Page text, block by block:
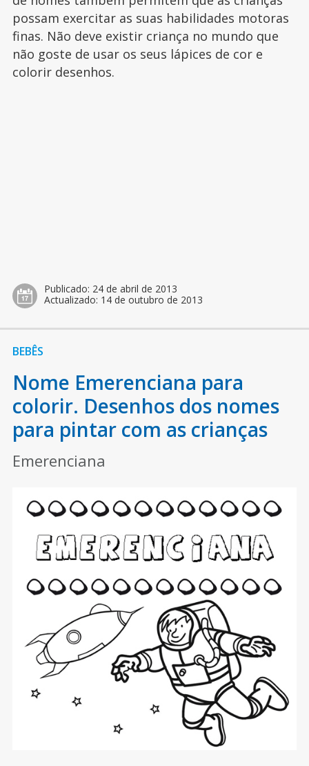
possam exercitar as suas habilidades motoras
finas. Não deve existir criança no mundo que
não goste de usar os seus lápices de cor e
colorir desenhos.
Publicado: 24 de abril de 2013
Actualizado: 14 de outubro de 2013
BEBÊS
Nome Emerenciana para
colorir. Desenhos dos nomes
para pintar com as crianças
Emerenciana